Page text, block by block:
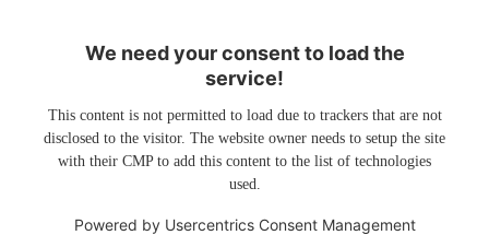
We need your consent to load the
service!
This content is not permitted to load due to trackers that are not
disclosed to the visitor. The website owner needs to setup the site
with their CMP to add this content to the list of technologies
used.
Powered by Usercentrics Consent Management